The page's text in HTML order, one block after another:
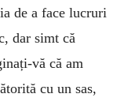
de a face lucruri
dar simt că
vă că am
cu un sas,